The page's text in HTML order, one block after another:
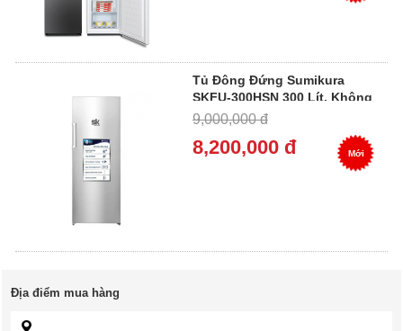
Tủ Đông Đứng Sumikura
SKFU-300HSN 300 Lít, Không
Đóng Tuyết
9,000,000 đ
8,200,000 đ Mới
Địa điểm mua hàng